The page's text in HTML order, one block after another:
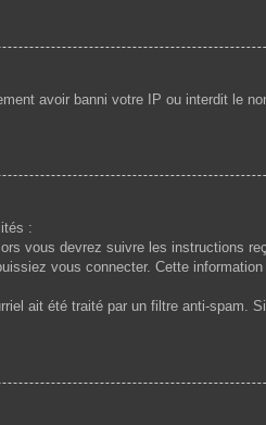
avoir banni votre IP ou interdit le
:
vous devrez suivre les instructions
vous connecter. Cette
ait été traité par un filtre anti-spam.